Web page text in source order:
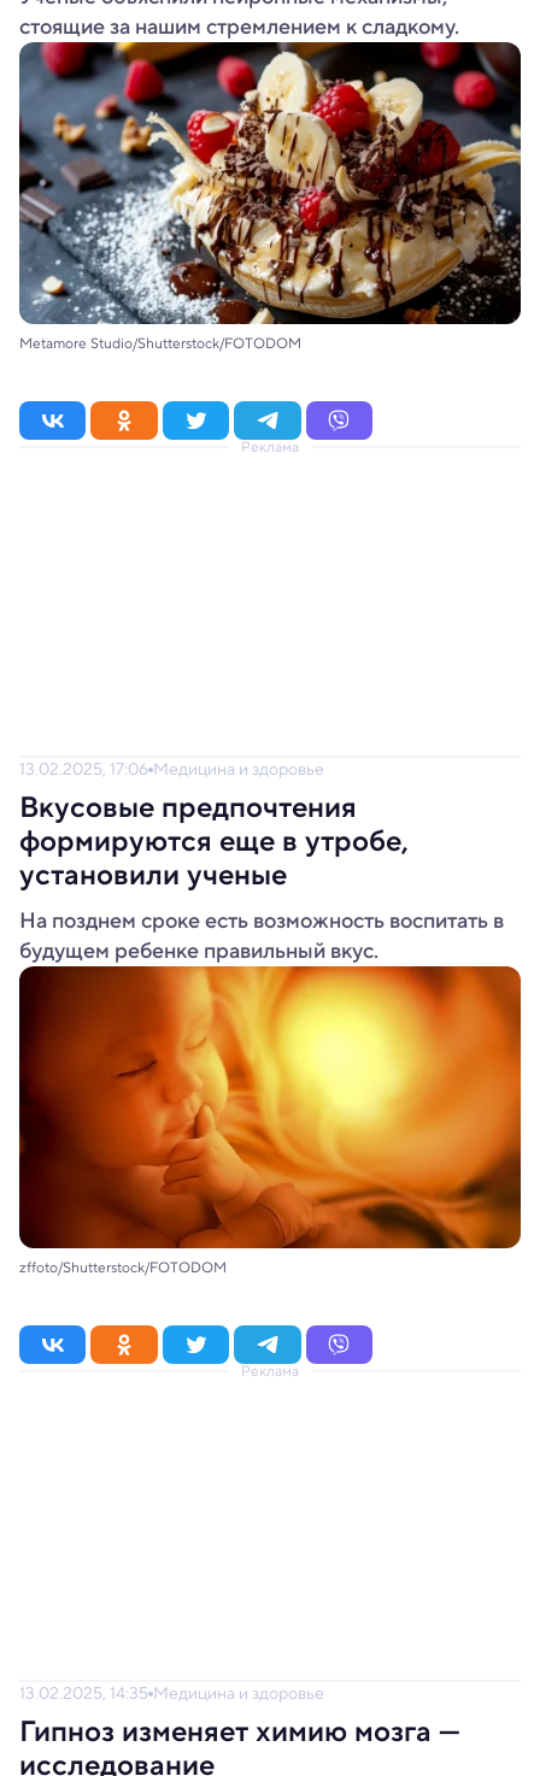
стоящие за нашим стремлением к сладкому.
Metamore Studio/Shutterstock/FOTODOM
Реклама
13.02.2025, 17:06 Медицина и здоровье
Вкусовые предпочтения
формируются еще в утробе,
установили ученые
На позднем сроке есть возможность воспитать в
будущем ребенке правильный вкус.
zffoto/Shutterstock/FOTODOM
Реклама
13.02.2025, 14:35 Медицина и здоровье
Гипноз изменяет химию мозга —
исследование